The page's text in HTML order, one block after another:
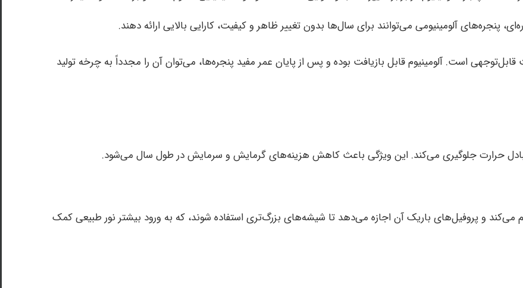
پنجره‌های آلومینیومی می‌توانند برای سال‌ها بدون تغییر ظاهر و کیفیت، کارایی بالایی ارائه دهند.
است. آلومینیوم قابل بازیافت بوده و پس از پایان عمر مفید پنجره‌ها، می‌توان آن را مجدداً به چرخه تولید
تبادل حرارت جلوگیری می‌کند. این ویژگی باعث کاهش هزینه‌های گرمایش و سرمایش در طول سال می‌شود.
می‌کند و پروفیل‌های باریک آن اجازه می‌دهد تا شیشه‌های بزرگ‌تری استفاده شوند، که به ورود بیشتر نور طبیعی کمک